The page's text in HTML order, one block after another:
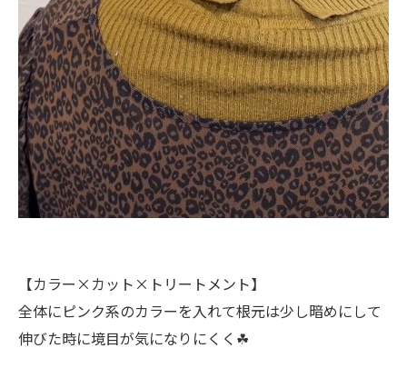
【カラー×カット×トリートメント】
全体にピンク系のカラーを入れて根元は少し暗めにして
伸びた時に境目が気になりにくく☘︎